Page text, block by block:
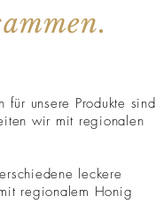
für unsere Produkte sind
wir mit regionalen
leckere
regionalem Honig